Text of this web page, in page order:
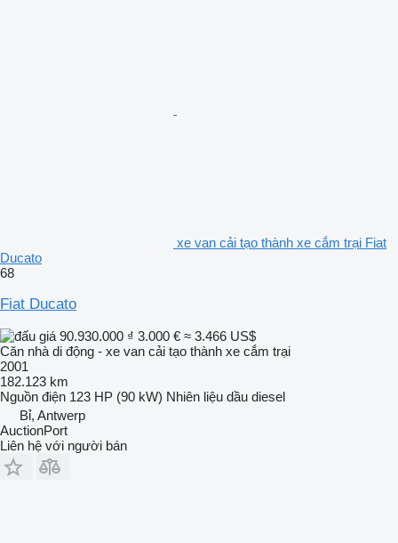
xe van cải tạo thành xe cắm trại Fiat
Ducato
68
Fiat Ducato
90.930.000 ₫ 3.000 € ≈ 3.466 US$
Căn nhà di động - xe van cải tạo thành xe cắm trại
2001
182.123 km
Nguồn điện 123 HP (90 kW) Nhiên liệu dầu diesel
Bỉ, Antwerp
AuctionPort
Liên hệ với người bán